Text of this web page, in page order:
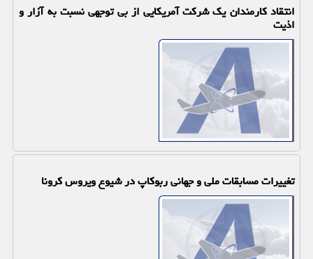
انتقاد كارمندان یك شركت آمریكایی از بی توجهی نسبت به آزار و
اذیت
تغییرات مسابقات ملی و جهانی ربوكاپ در شیوع ویروس كرونا